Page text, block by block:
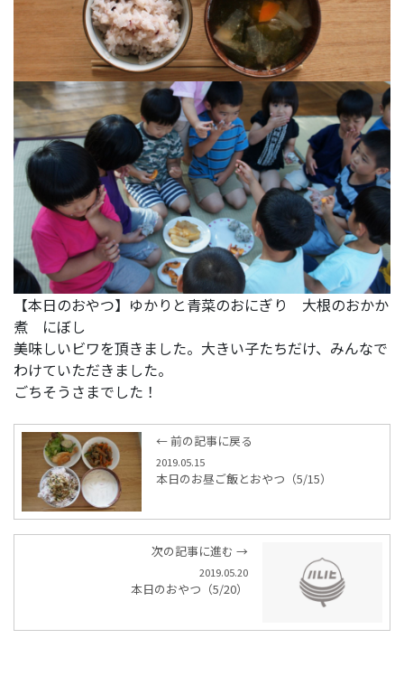
【本日のおやつ】ゆかりと青菜のおにぎり 大根のおかか
煮 にぼし
美味しいビワを頂きました。大きい子たちだけ、みんなで
わけていただきました。
ごちそうさまでした！
← 前の記事に戻る
2019.05.15
本日のお昼ご飯とおやつ（5/15）
次の記事に進む →
2019.05.20
本日のおやつ（5/20）